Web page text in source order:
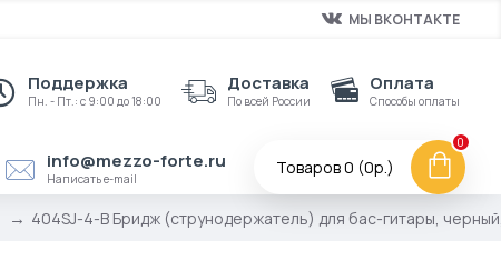
МЫ ВКОНТАКТЕ
Поддержка
Пн. - Пт.: с 9:00 до 18:00
Доставка
По всей России
Оплата
Способы оплаты
info@mezzo-forte.ru
Написать e-mail
Товаров 0 (0р.)
0
404SJ-4-B Бридж (струнодержатель) для бас-гитары,